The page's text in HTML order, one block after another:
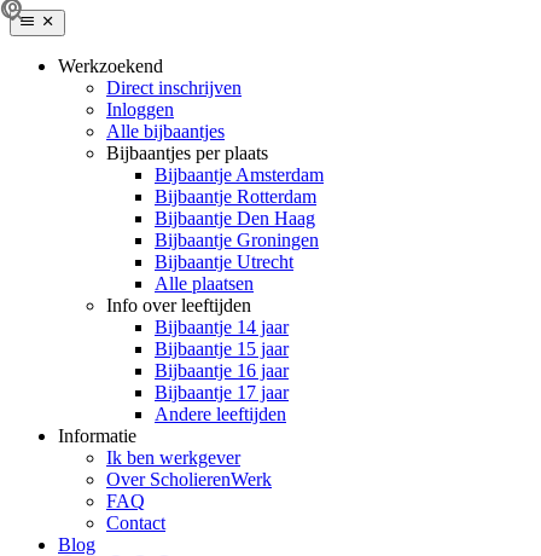
Werkzoekend
Direct inschrijven
Inloggen
Alle bijbaantjes
Bijbaantjes per plaats
Bijbaantje Amsterdam
Bijbaantje Rotterdam
Bijbaantje Den Haag
Bijbaantje Groningen
Bijbaantje Utrecht
Alle plaatsen
Info over leeftijden
Bijbaantje 14 jaar
Bijbaantje 15 jaar
Bijbaantje 16 jaar
Bijbaantje 17 jaar
Andere leeftijden
Informatie
Ik ben werkgever
Over ScholierenWerk
FAQ
Contact
Blog